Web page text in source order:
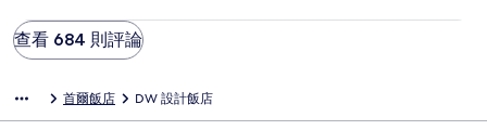
查看 684 則評論
首爾飯店 DW 設計飯店